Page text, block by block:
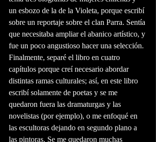
un esbozo de la de la Violeta, porque escribí
sobre un reportaje sobre el clan Parra. Sentía
que necesitaba ampliar el abanico artístico, y
fue un poco angustioso hacer una selección.
Finalmente, separé el libro en cuatro
capítulos porque creí necesario abordar
distintas ramas culturales; así, en este libro
escribí solamente de poetas y se me
quedaron fuera las dramaturgas y las
novelistas (por ejemplo), o me enfoqué en
las escultoras dejando en segundo plano a
las pintoras. Se me quedaron muchas